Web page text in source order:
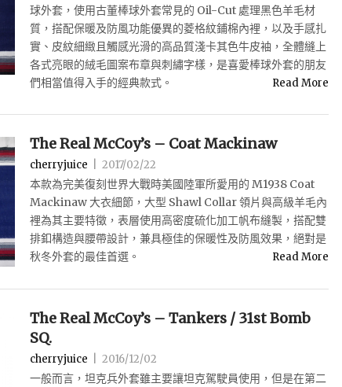
球外套，使用古董棒球外套常見的 Oil-Cut 處理黑色羊毛材
質，搭配保暖及防風功能優異的菱格紋鋪棉內裡，以及手感扎
實、皮紋細緻且觸感光滑的高品質淺卡其色牛皮袖，全體縫上
各式亮眼的絨毛圖案布章與刺繡字樣，是喜愛棒球外套的朋友
們相當值得入手的經典款式。
Read More
The Real McCoy’s – Coat Mackinaw
cherryjuice 2017/02/22
本款為完美復刻世界大戰時美國陸軍所愛用的 M1938 Coat
Mackinaw 大衣細節，大型 Shawl Collar 領片與高級羊毛內
裡為其主要特徵，表層使用高密度硫化加工帆布縫製，搭配雙
排釦構造與腰帶設計，兼具極佳的保暖性及防風效果，絕對是
秋冬外套的最佳首選。
Read More
The Real McCoy’s – Tankers / 31st Bomb
SQ.
cherryjuice 2016/12/02
一般而言，坦克兵外套雖主要讓坦克駕駛員使用，但是在第二